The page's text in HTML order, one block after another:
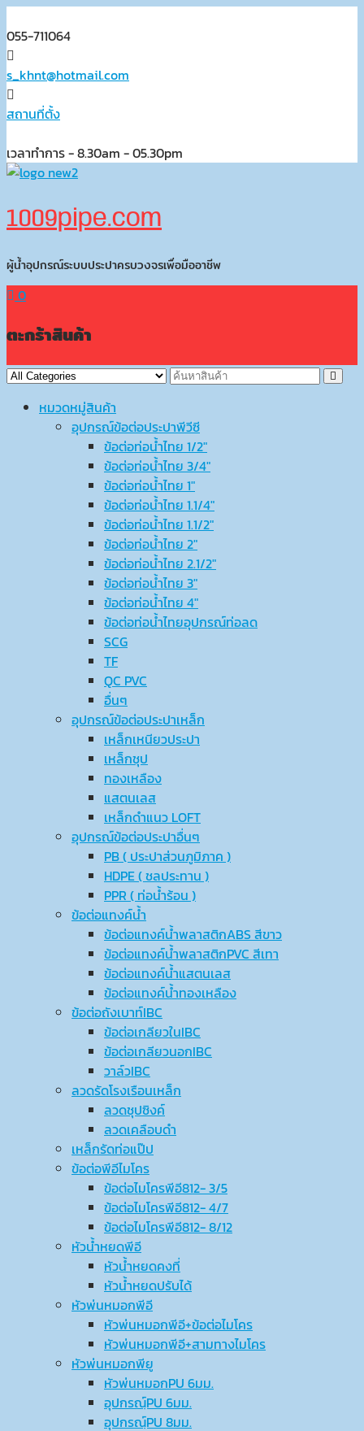
to
content
055-711064
s_khnt@hotmail.com
สถานที่ตั้ง
เวลาทำการ - 8.30am - 05.30pm
1009pipe.com
ผู้น้ำอุปกรณ์ระบบประปาครบวงจรเพื่อมืออาชีพ
0
ตะกร้าสินค้า
หมวดหมู่สินค้า
อุปกรณ์ข้อต่อประปาพีวีซี
ข้อต่อท่อน้ำไทย 1/2″
ข้อต่อท่อน้ำไทย 3/4″
ข้อต่อท่อน้ำไทย 1″
ข้อต่อท่อน้ำไทย 1.1/4″
ข้อต่อท่อน้ำไทย 1.1/2″
ข้อต่อท่อน้ำไทย 2″
ข้อต่อท่อน้ำไทย 2.1/2″
ข้อต่อท่อน้ำไทย 3″
ข้อต่อท่อน้ำไทย 4″
ข้อต่อท่อน้ำไทยอุปกรณ์ท่อลด
SCG
TF
QC PVC
อื่นๆ
อุปกรณ์ข้อต่อประปาเหล็ก
เหล็กเหนียวประปา
เหล็กชุป
ทองเหลือง
แสตนเลส
เหล็กดำแนว LOFT
อุปกรณ์ข้อต่อประปาอื่นๆ
PB ( ประปาส่วนภูมิภาค )
HDPE ( ชลประทาน )
PPR ( ท่อน้ำร้อน )
ข้อต่อแทงค์น้ำ
ข้อต่อแทงค์น้ำพลาสติกABS สีขาว
ข้อต่อแทงค์น้ำพลาสติกPVC สีเทา
ข้อต่อแทงค์น้ำแสตนเลส
ข้อต่อแทงค์น้ำทองเหลือง
ข้อต่อถังเบาท์IBC
ข้อต่อเกลียวในIBC
ข้อต่อเกลียวนอกIBC
วาล์วIBC
ลวดรัดโรงเรือนเหล็ก
ลวดชุปซิงค์
ลวดเคลือบดำ
เหล็กรัดท่อแป๊ป
ข้อต่อพีอีไมโคร
ข้อต่อไมโครพีอี812- 3/5
ข้อต่อไมโครพีอี812- 4/7
ข้อต่อไมโครพีอี812- 8/12
หัวน้ำหยดพีอี
หัวน้ำหยดคงที่
หัวน้ำหยดปรับได้
หัวพ่นหมอกพีอี
หัวพ่นหมอกพีอี+ข้อต่อไมโคร
หัวพ่นหมอกพีอี+สามทางไมโคร
หัวพ่นหมอกพียู
หัวพ่นหมอกPU 6มม.
อุปกรณ์ฺPU 6มม.
อุปกรณ์ฺPU 8มม.